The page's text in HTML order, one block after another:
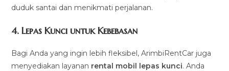
duduk santai dan menikmati perjalanan.
4.Lepas Kunci untuk Kebebasan
Bagi Anda yang ingin lebih fleksibel, ArimbiRentCar juga
menyediakan layanan rental mobil lepas kunci. Anda